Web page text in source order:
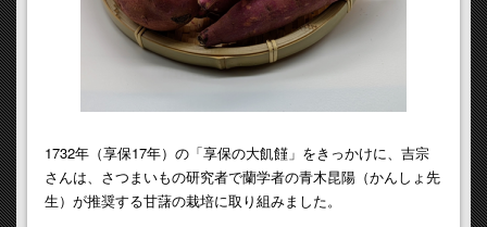
1732年（享保17年）の「享保の大飢饉」をきっかけに、吉宗
さんは、さつまいもの研究者で蘭学者の青木昆陽（かんしょ先
生）が推奨する甘藷の栽培に取り組みました。